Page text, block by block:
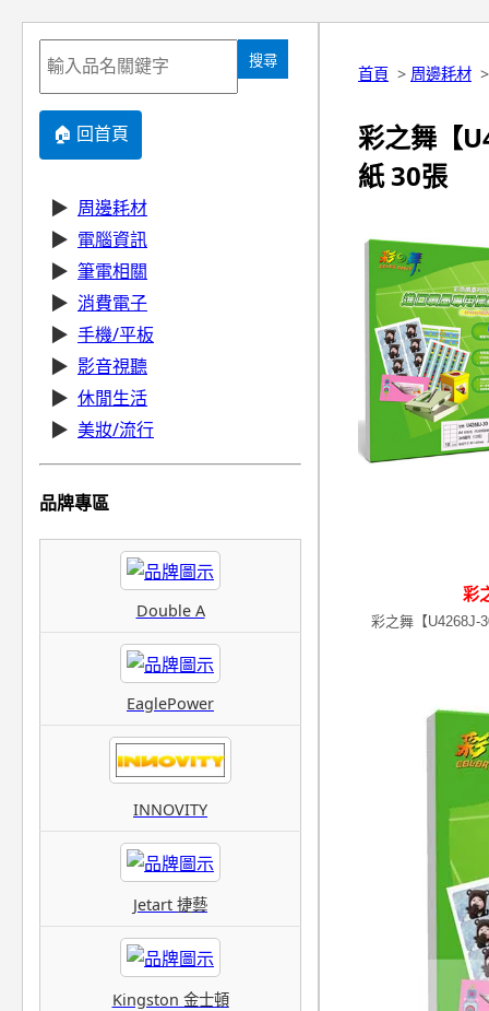
搜尋
🏠 回首頁
▶ 周邊耗材
▶ 電腦資訊
▶ 筆電相關
▶ 消費電子
▶ 手機/平板
▶ 影音視聽
▶ 休閒生活
▶ 美妝/流行
品牌專區
Double A
EaglePower
INNOVITY
Jetart 捷藝
Kingston 金士頓
首頁 > 周邊耗材
彩之舞【
紙 30張
彩
彩之舞【U4268J-